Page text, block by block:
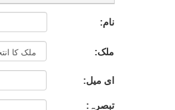
نام:
ملک:
ای میل:
تبصرہ: